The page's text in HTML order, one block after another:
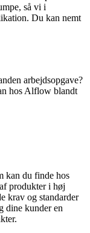
så vi i
Du kan nemt
arbejdsopgave?
hos Alflow blandt
kan du finde hos
produkter i høj
krav og standarder
dine kunder en